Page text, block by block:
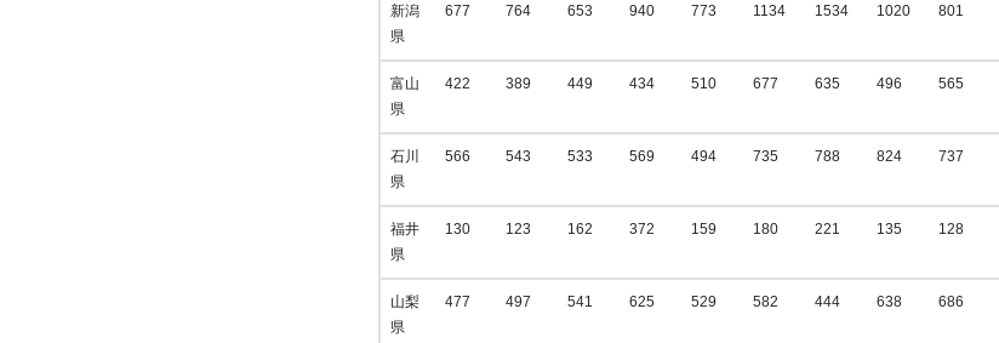
新潟
県
677 764 653 940 773 1134 1534 1020 801
富山
県
422 389 449 434 510 677 635 496 565
石川
県
566 543 533 569 494 735 788 824 737
福井
県
130 123 162 372 159 180 221 135 128
山梨
県
477 497 541 625 529 582 444 638 686